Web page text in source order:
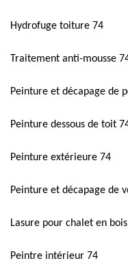
Hydrofuge toiture 74
Traitement anti-mousse
Peinture et décapage de
Peinture dessous de toit
Peinture extérieure 74
Peinture et décapage de
Lasure pour chalet en
Peintre intérieur 74